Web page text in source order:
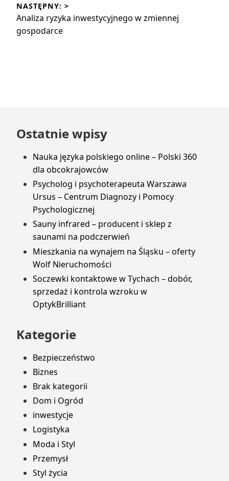
NASTĘPNY: >
Następny
wpis:
Analiza ryzyka inwestycyjnego w zmiennej
gospodarce
Przejdź
stopki
Ostatnie wpisy
Nauka języka polskiego online – Polski 360
dla obcokrajowców
Psycholog i psychoterapeuta Warszawa
Ursus – Centrum Diagnozy i Pomocy
Psychologicznej
Sauny infrared – producent i sklep z
saunami na podczerwień
Mieszkania na wynajem na Śląsku – oferty
Wolf Nieruchomości
Soczewki kontaktowe w Tychach – dobór,
sprzedaż i kontrola wzroku w
OptykBrilliant
Kategorie
Bezpieczeństwo
Biznes
Brak kategorii
Dom i Ogród
inwestycje
Logistyka
Moda i Styl
Przemysł
Styl życia